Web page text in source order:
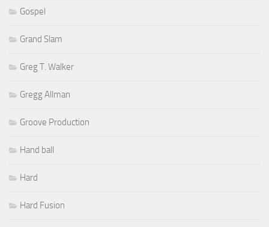
Gospel
Grand Slam
Greg T. Walker
Gregg Allman
Groove Production
Hand ball
Hard
Hard Fusion